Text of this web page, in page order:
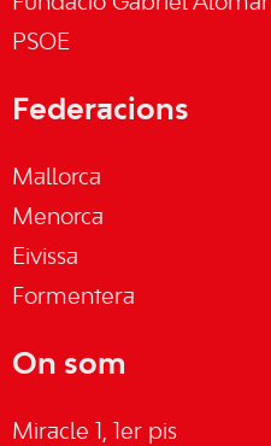
PSOE
Federacions
Mallorca
Menorca
Eivissa
Formentera
On som
Miracle 1, 1er pis